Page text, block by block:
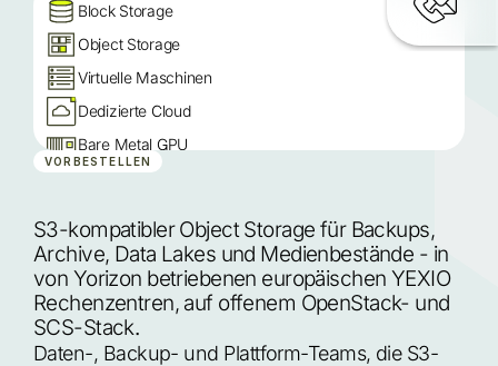
Block Storage
Object Storage
Virtuelle Maschinen
Dedizierte Cloud
Bare Metal GPU
Managed Kubernetes
Dedizierte GPUs für AI
VORBESTELLEN
S3-kompatibler Object Storage für Backups,
Archive, Data Lakes und Medienbestände - in
von Yorizon betriebenen europäischen YEXIO
Rechenzentren, auf offenem OpenStack- und
SCS-Stack.
Daten-, Backup- und Plattform-Teams, die S3-